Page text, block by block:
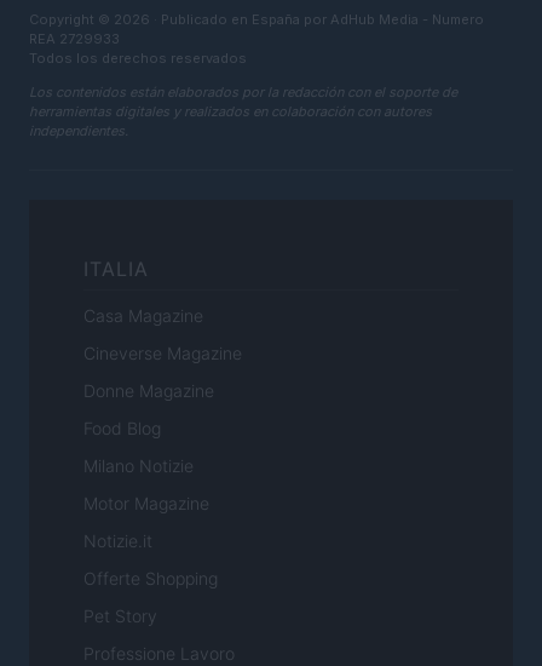
Copyright © 2026 · Publicado en España por AdHub Media - Numero
REA 2729933
Todos los derechos reservados
Los contenidos están elaborados por la redacción con el soporte de
herramientas digitales y realizados en colaboración con autores
independientes.
ITALIA
Casa Magazine
Cineverse Magazine
Donne Magazine
Food Blog
Milano Notizie
Motor Magazine
Notizie.it
Offerte Shopping
Pet Story
Professione Lavoro